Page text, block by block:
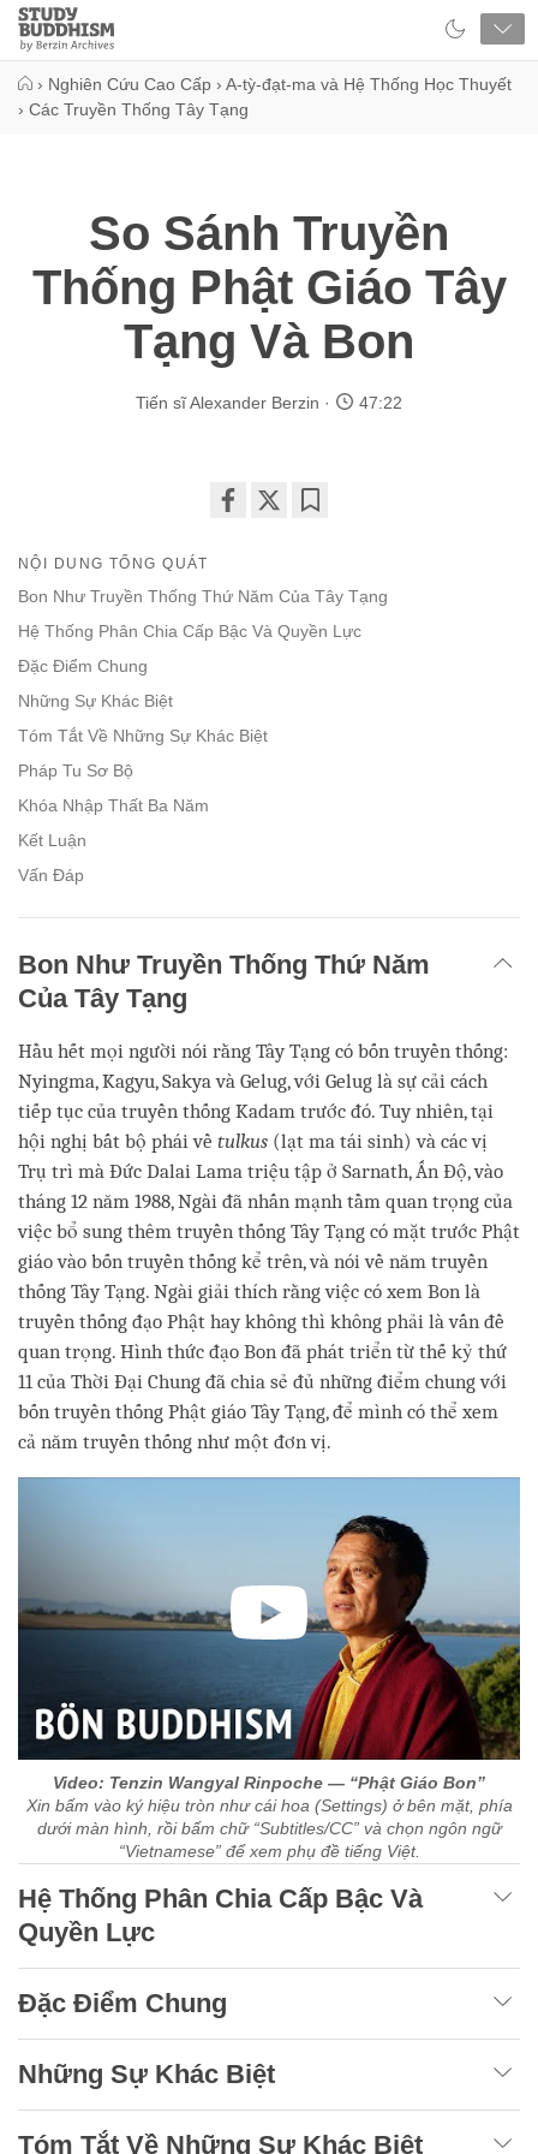
Close
Study
Buddhism
› Nghiên Cứu Cao Cấp › A-tỳ-đạt-ma và Hệ Thống Học Thuyết
› Các Truyền Thống Tây Tạng
So Sánh Truyền
Thống Phật Giáo Tây
Tạng Và Bon
Tiến sĩ Alexander Berzin 47:22
facebook
NỘI DUNG TỔNG QUÁT
Bon Như Truyền Thống Thứ Năm Của Tây Tạng
Hệ Thống Phân Chia Cấp Bậc Và Quyền Lực
Đặc Điểm Chung
Những Sự Khác Biệt
Tóm Tắt Về Những Sự Khác Biệt
Pháp Tu Sơ Bộ
Khóa Nhập Thất Ba Năm
Kết Luận
Vấn Đáp
Bon Như Truyền Thống Thứ Năm
Của Tây Tạng
Hầu hết mọi người nói rằng Tây Tạng có bốn truyền thống:
Nyingma, Kagyu, Sakya và Gelug, với Gelug là sự cải cách
tiếp tục của truyền thống Kadam trước đó. Tuy nhiên, tại
hội nghị bất bộ phái về tulkus (lạt ma tái sinh) và các vị
Trụ trì mà Đức Dalai Lama triệu tập ở Sarnath, Ấn Độ, vào
tháng 12 năm 1988, Ngài đã nhấn mạnh tầm quan trọng của
việc bổ sung thêm truyền thống Tây Tạng có mặt trước Phật
giáo vào bốn truyền thống kể trên, và nói về năm truyền
thống Tây Tạng. Ngài giải thích rằng việc có xem Bon là
truyền thống đạo Phật hay không thì không phải là vấn đề
quan trọng. Hình thức đạo Bon đã phát triển từ thế kỷ thứ
11 của Thời Đại Chung đã chia sẻ đủ những điểm chung với
bốn truyền thống Phật giáo Tây Tạng, để mình có thể xem
cả năm truyền thống như một đơn vị.
Video: Tenzin Wangyal Rinpoche — “Phật Giáo Bon”
Xin bấm vào ký hiệu tròn như cái hoa (Settings) ở bên mặt, phía
dưới màn hình, rồi bấm chữ “Subtitles/CC” và chọn ngôn ngữ
“Vietnamese” để xem phụ đề tiếng Việt.
Hệ Thống Phân Chia Cấp Bậc Và
Quyền Lực
Đặc Điểm Chung
Những Sự Khác Biệt
Tóm Tắt Về Những Sự Khác Biệt